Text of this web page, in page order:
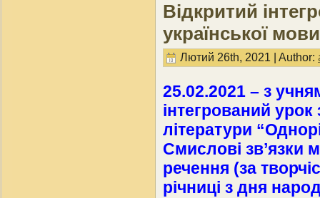
Відкритий
української
Лютий 26th, 2021 | Author:
25.02.2021 – з
інтегрований урок
літератури
Смислові зв’язки
речення (за
річниці з дня